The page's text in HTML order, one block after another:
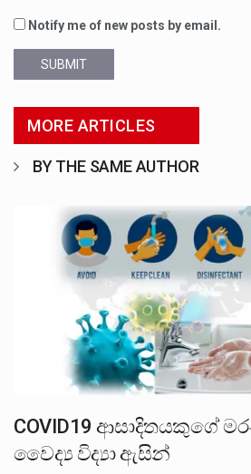
Notify me of new posts by email.
SUBMIT
MORE ARTICLES
BY THE SAME AUTHOR
COVID19 ආසාදිතයකුගේ
වෛද්‍ය විද්‍යා ඇසින්